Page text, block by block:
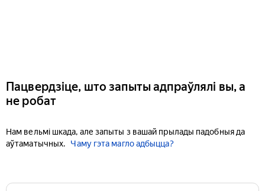
Пацвердзіце, што запыты адпраўлялі вы, а
не робат
Нам вельмі шкада, але запыты з вашай прылады падобныя да
аўтаматычных.
Чаму гэта магло адбыцца?